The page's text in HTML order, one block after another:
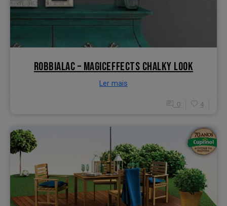
ROBBIALAC – MAGICEFFECTS CHALKY LOOK
Ler mais
0 4